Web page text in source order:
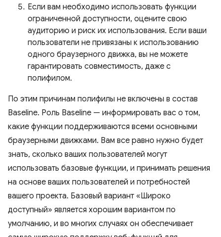
Если вам необходимо использовать функции
ограниченной доступности, оцените свою
аудиторию и риск их использования. Если ваши
пользователи не привязаны к использованию
одного браузерного движка, вы не можете
гарантировать совместимость, даже с
полифилом.
По этим причинам полифилы не включены в состав
Baseline. Роль Baseline — информировать вас о том,
какие функции поддерживаются всеми основными
браузерными движками. Вам все равно нужно будет
знать, сколько ваших пользователей могут
использовать базовые функции, и принимать решения
на основе ваших пользователей и потребностей
вашего проекта. Базовый вариант «Широко
доступный» является хорошим вариантом по
умолчанию, и во многих случаях он обеспечивает